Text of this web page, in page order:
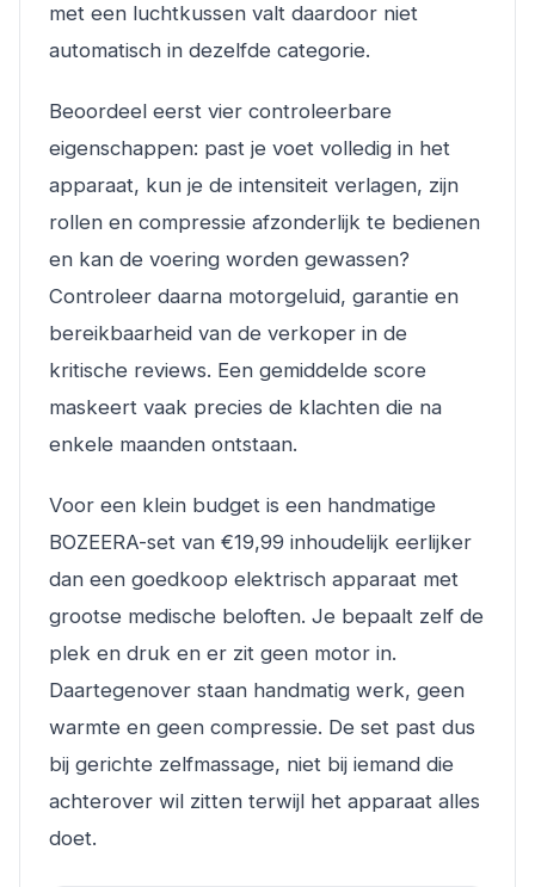
met een luchtkussen valt daardoor niet
automatisch in dezelfde categorie.
Beoordeel eerst vier controleerbare
eigenschappen: past je voet volledig in het
apparaat, kun je de intensiteit verlagen, zijn
rollen en compressie afzonderlijk te bedienen
en kan de voering worden gewassen?
Controleer daarna motorgeluid, garantie en
bereikbaarheid van de verkoper in de
kritische reviews. Een gemiddelde score
maskeert vaak precies de klachten die na
enkele maanden ontstaan.
Voor een klein budget is een handmatige
BOZEERA-set van €19,99 inhoudelijk eerlijker
dan een goedkoop elektrisch apparaat met
grootse medische beloften. Je bepaalt zelf de
plek en druk en er zit geen motor in.
Daartegenover staan handmatig werk, geen
warmte en geen compressie. De set past dus
bij gerichte zelfmassage, niet bij iemand die
achterover wil zitten terwijl het apparaat alles
doet.